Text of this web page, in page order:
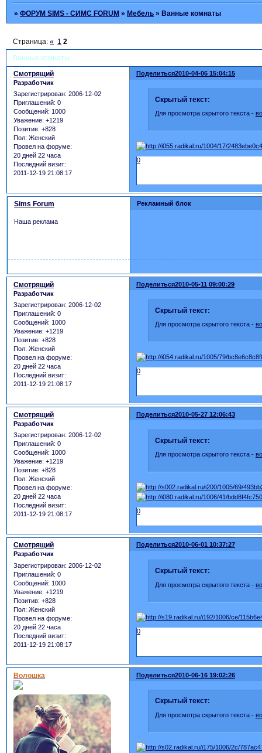
»ФОРУМ SIMS - СИМС FORUM »Мебель »Ванные комнаты
Ванные комнаты
Страница:« 1 2
Поделиться2010-04-06 15:04:15
Смотрящий
Разработчик
Зарегистрирован: 2006-12-02
Приглашений: 0
Сообщений: 1000
Уважение: +1219
Позитив: +828
Пол: Женский
Провел на форуме:
20 дней 22 часа
Последний визит:
2011-12-19 21:08:17
Скрытый текст:
Для просмотра скрытого текста -
0
Рекламный блок
Sims Forum
Наша реклама
Поделиться2010-05-11 09:00:29
Смотрящий
Разработчик
Зарегистрирован: 2006-12-02
Приглашений: 0
Сообщений: 1000
Уважение: +1219
Позитив: +828
Пол: Женский
Провел на форуме:
20 дней 22 часа
Последний визит:
2011-12-19 21:08:17
Скрытый текст:
Для просмотра скрытого текста -
0
Поделиться2010-05-27 12:06:43
Смотрящий
Разработчик
Зарегистрирован: 2006-12-02
Приглашений: 0
Сообщений: 1000
Уважение: +1219
Позитив: +828
Пол: Женский
Провел на форуме:
20 дней 22 часа
Последний визит:
2011-12-19 21:08:17
Скрытый текст:
Для просмотра скрытого текста -
0
Поделиться2010-06-01 10:37:27
Смотрящий
Разработчик
Зарегистрирован: 2006-12-02
Приглашений: 0
Сообщений: 1000
Уважение: +1219
Позитив: +828
Пол: Женский
Провел на форуме:
20 дней 22 часа
Последний визит:
2011-12-19 21:08:17
Скрытый текст:
Для просмотра скрытого текста -
0
Поделиться2010-06-16 19:02:26
Волошка
Скрытый текст:
Для просмотра скрытого текста -